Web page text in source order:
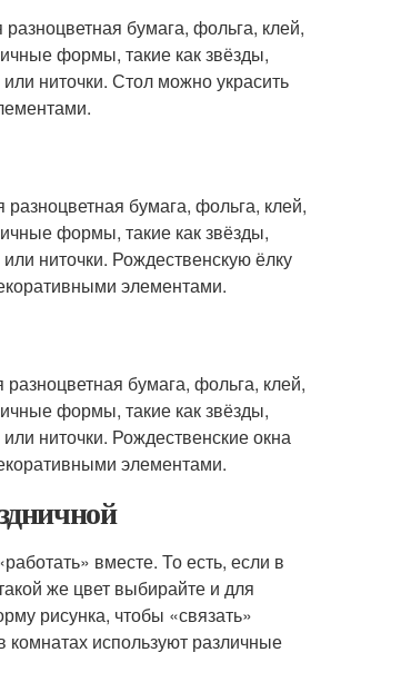
бумага, фольга, клей,
формы, такие как звёзды,
ниточки. Стол можно украсить
бумага, фольга, клей,
формы, такие как звёзды,
ниточки. Рождественскую ёлку
элементами.
бумага, фольга, клей,
формы, такие как звёзды,
ниточки. Рождественские окна
элементами.
вместе. То есть, если в
же цвет выбирайте и для
рисунка, чтобы «связать»
используют различные